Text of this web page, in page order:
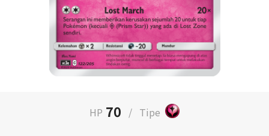
HP 70 / Tipe